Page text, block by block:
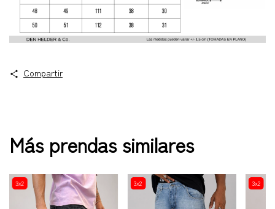
Compartir
Más prendas similares
3x2 3x2 3x2